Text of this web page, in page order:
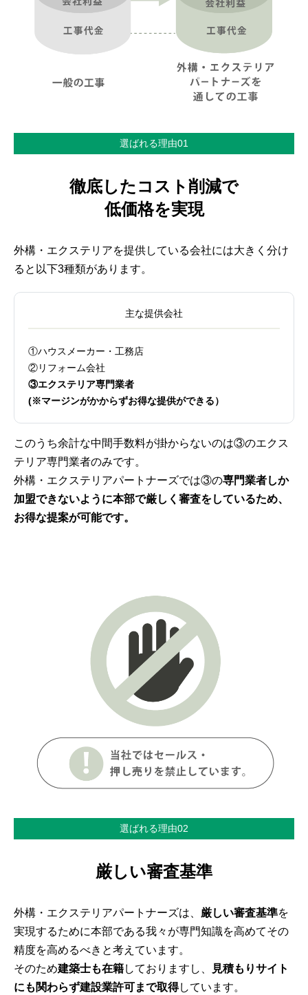
選ばれる理由01
徹底したコスト削減で
低価格を実現
外構・エクステリアを提供している会社には大きく分け
ると以下3種類があります。
主な提供会社
①ハウスメーカー・工務店
②リフォーム会社
③エクステリア専門業者
(※マージンがかからずお得な提供ができる）
このうち余計な中間手数料が掛からないのは③のエクス
テリア専門業者のみです。
外構・エクステリアパートナーズでは③の専門業者しか
加盟できないように本部で厳しく審査をしているため、
お得な提案が可能です。
選ばれる理由02
厳しい審査基準
外構・エクステリアパートナーズは、 厳しい審査基準を
実現するために本部である我々が専門知識を高めてその
精度を高めるべきと考えています。
そのため建築士も在籍しておりますし、
見積もりサイト
にも関わらず建設業許可まで取得しています。